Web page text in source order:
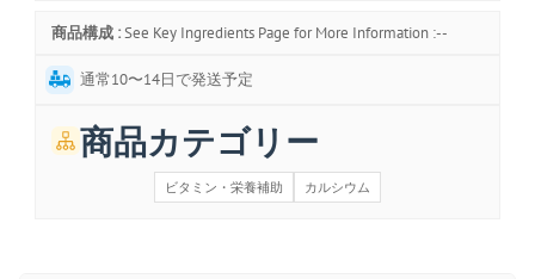
商品構成 : See Key Ingredients Page for More Information :--
通常10〜14日で発送予定
商品カテゴリー
ビタミン・栄養補助 カルシウム